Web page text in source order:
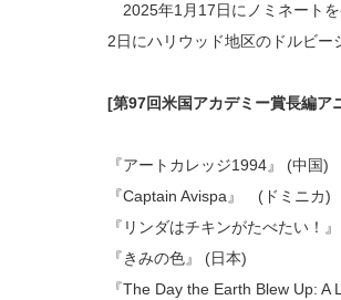
2025年1月17日にノミネート
2日にハリウッド地区のドルビー
[第97回米国アカデミー賞長編ア
『アートカレッジ1994』 (中国)
『Captain Avispa』 (ドミニカ)
『リンダはチキンがたべたい！
『きみの色』 (日本)
『The Day the Earth Blew Up: